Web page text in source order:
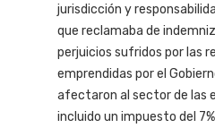
jurisdicción y
que reclamaba de
perjuicios sufridos por las
emprendidas por el
afectaron al sector de las
incluido un impuesto del